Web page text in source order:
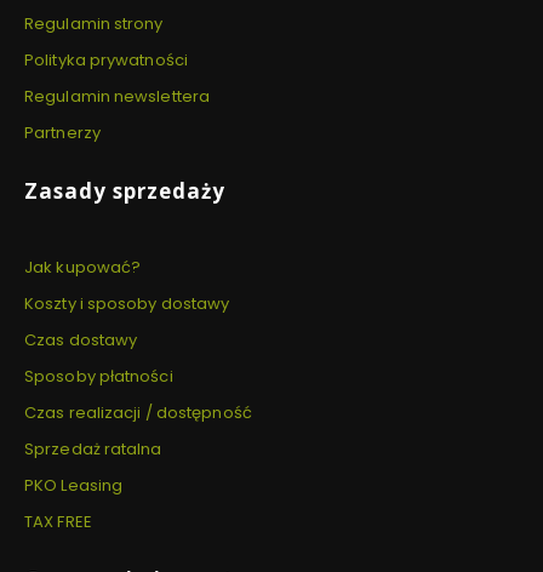
Regulamin strony
Polityka prywatności
Regulamin newslettera
Partnerzy
Zasady sprzedaży
Jak kupować?
Koszty i sposoby dostawy
Czas dostawy
Sposoby płatności
Czas realizacji / dostępność
Sprzedaż ratalna
PKO Leasing
TAX FREE